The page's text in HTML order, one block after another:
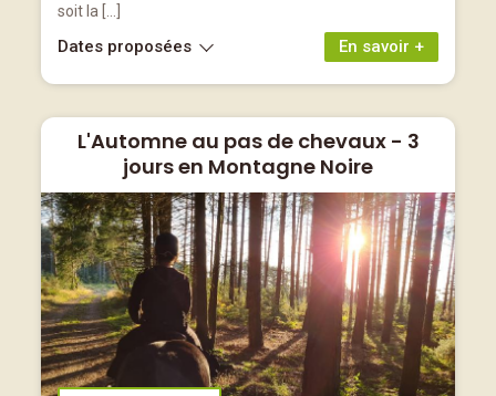
soit la […]
En savoir +
Dates proposées
L'Automne au pas de chevaux - 3
jours en Montagne Noire